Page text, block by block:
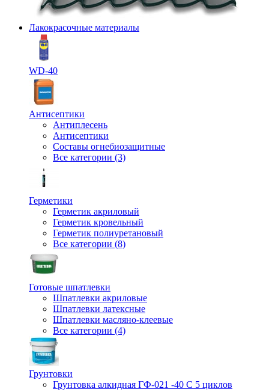
Лакокрасочные материалы
WD-40
Антисептики
Антиплесень
Антисептики
Составы огнебиозащитные
Все категории (3)
Герметики
Герметик акриловый
Герметик кровельный
Герметик полиуретановый
Все категории (8)
Готовые шпатлевки
Шпатлевки акриловые
Шпатлевки латексные
Шпатлевки масляно-клеевые
Все категории (4)
Грунтовки
Грунтовка алкидная ГФ-021 -40 С 5 циклов